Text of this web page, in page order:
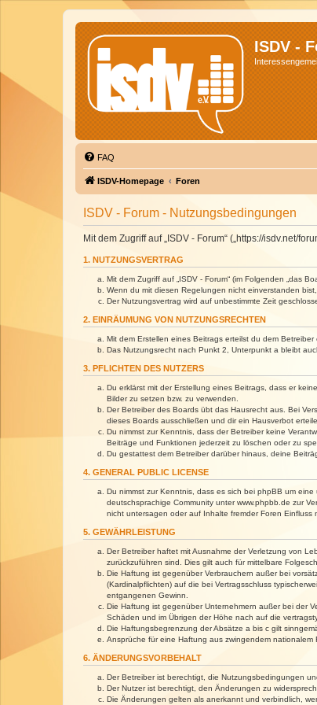
ISDV -
FAQ
ISDV-Homepage Foren
ISDV - Forum - Nutzungsbedingungen
Mit dem Zugriff auf „ISDV - Forum“ („https://isdv.net/
1. NUTZUNGSVERTRAG
Mit dem Zugriff auf „ISDV - Forum“ (im Folgenden „das
Wenn du mit diesen Regelungen nicht einverstanden
Der Nutzungsvertrag wird auf unbestimmte Zeit
2. EINRÄUMUNG VON NUTZUNGSRECHTEN
Mit dem Erstellen eines Beitrags erteilst du dem
Das Nutzungsrecht nach Punkt 2, Unterpunkt a bleibt
3. PFLICHTEN DES NUTZERS
Du erklärst mit der Erstellung eines Beitrags, dass er
Bilder zu setzen bzw. zu verwenden.
Der Betreiber des Boards übt das Hausrecht aus. Bei
dieses Boards ausschließen und dir ein Hausverbot
Du nimmst zur Kenntnis, dass der Betreiber keine
Beiträge und Funktionen jederzeit zu löschen oder zu
Du gestattest dem Betreiber darüber hinaus, deine
4. GENERAL PUBLIC LICENSE
Du nimmst zur Kenntnis, dass es sich bei phpBB um eine
deutschsprachige Community unter www.phpbb.de zur
nicht untersagen oder auf Inhalte fremder Foren Einfluss
5. GEWÄHRLEISTUNG
Der Betreiber haftet mit Ausnahme der Verletzung von
zurückzuführen sind. Dies gilt auch für mittelbare
Die Haftung ist gegenüber Verbrauchern außer bei
(Kardinalpflichten) auf die bei Vertragsschluss
entgangenen Gewinn.
Die Haftung ist gegenüber Unternehmern außer bei der
Schäden und im Übrigen der Höhe nach auf die
Die Haftungsbegrenzung der Absätze a bis c gilt
Ansprüche für eine Haftung aus zwingendem nationalem
6. ÄNDERUNGSVORBEHALT
Der Betreiber ist berechtigt, die Nutzungsbedingungen
Der Nutzer ist berechtigt, den Änderungen zu
Die Änderungen gelten als anerkannt und verbindlich,